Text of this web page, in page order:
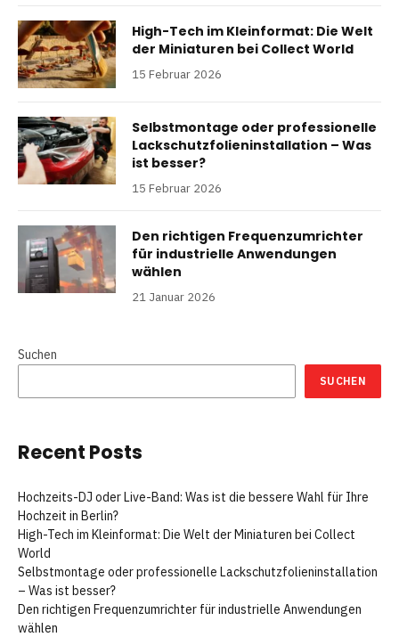
High-Tech im Kleinformat: Die Welt
der Miniaturen bei Collect World
15 Februar 2026
Selbstmontage oder professionelle
Lackschutzfolieninstallation – Was
ist besser?
15 Februar 2026
Den richtigen Frequenzumrichter
für industrielle Anwendungen
wählen
21 Januar 2026
Suchen
SUCHEN
Recent Posts
Hochzeits-DJ oder Live-Band: Was ist die bessere Wahl für Ihre
Hochzeit in Berlin?
High-Tech im Kleinformat: Die Welt der Miniaturen bei Collect
World
Selbstmontage oder professionelle Lackschutzfolieninstallation
– Was ist besser?
Den richtigen Frequenzumrichter für industrielle Anwendungen
wählen